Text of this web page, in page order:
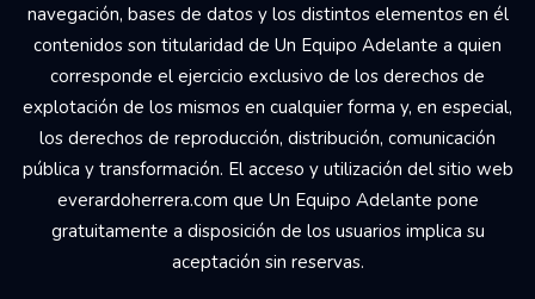
navegación, bases de datos y los distintos elementos en él
contenidos son titularidad de Un Equipo Adelante a quien
corresponde el ejercicio exclusivo de los derechos de
explotación de los mismos en cualquier forma y, en especial,
los derechos de reproducción, distribución, comunicación
pública y transformación. El acceso y utilización del sitio web
everardoherrera.com que Un Equipo Adelante pone
gratuitamente a disposición de los usuarios implica su
aceptación sin reservas.